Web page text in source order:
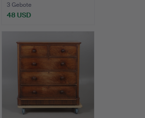
3 Gebote
48 USD